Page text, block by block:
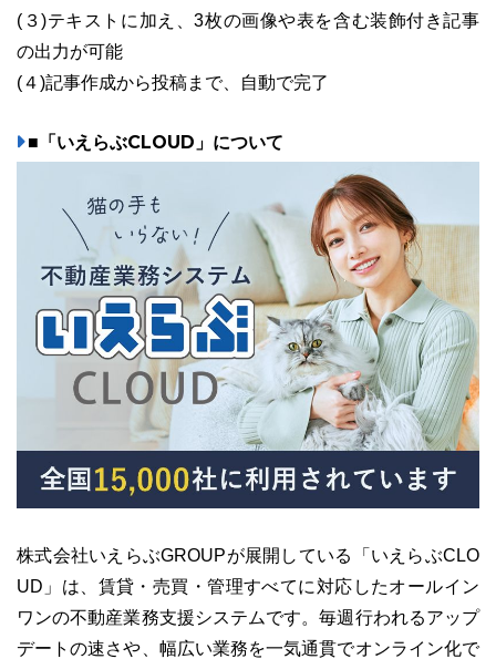
(３)テキストに加え、3枚の画像や表を含む装飾付き記事
の出力が可能
(４)記事作成から投稿まで、自動で完了
■「いえらぶCLOUD」について
株式会社いえらぶGROUPが展開している「いえらぶCLO
UD」は、賃貸・売買・管理すべてに対応したオールイン
ワンの不動産業務支援システムです。毎週行われるアップ
デートの速さや、幅広い業務を一気通貫でオンライン化で